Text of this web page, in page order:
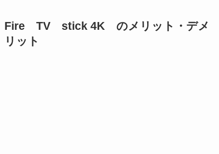
Fire TV stick 4K のメリット・デメ
リット